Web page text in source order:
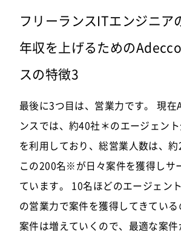
フリーランスITエンジニア
年収を上げるための
スの特徴3
最後に3つ目は、営業力です。 現
ンスでは、約40社＊のエージェン
を利用しており、総営業人数は、
この200名※が日々案件を獲得しサ
ています。 10名ほどのエージェン
の営業力で案件を獲得してきてい
案件は増えていくので、最適な案